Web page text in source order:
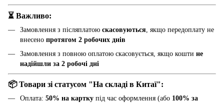
⏳ Важливо:
Замовлення з післяплатою скасовуються , якщо передоплату не
внесено протягом 2 робочих днів
Замовлення з повною оплатою скасовується, якщо кошти не
надійшли за 2 робочі дні
📦 Товари зі статусом "На складі в Китаї":
Оплата: 50% на картку під час оформлення (або 100% за